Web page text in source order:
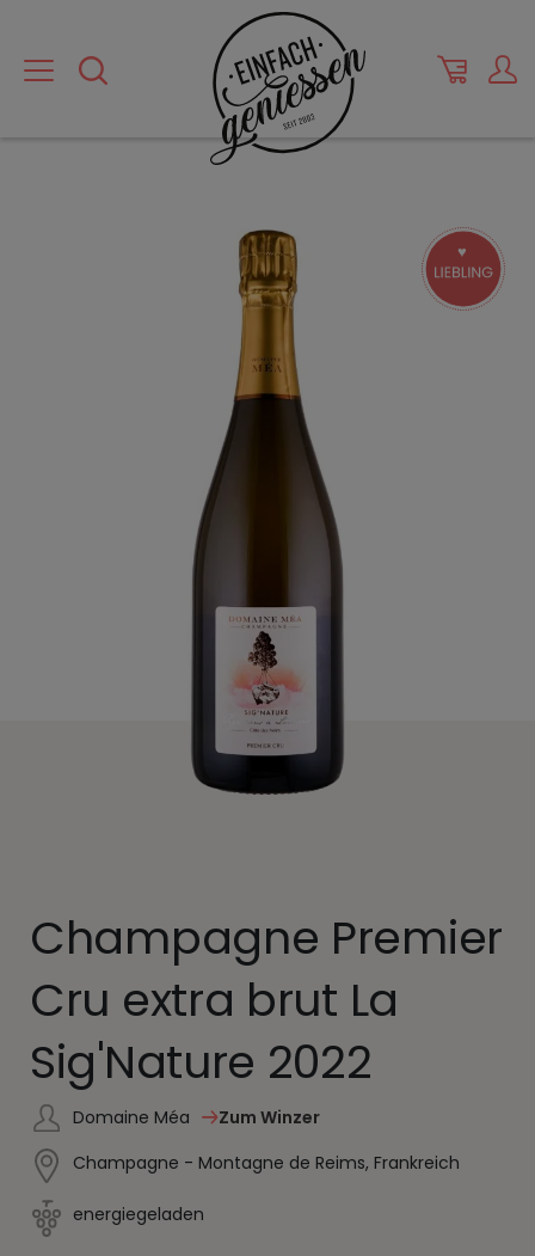
Champagne Premier
Cru extra brut La
Sig'Nature 2022
Domaine Méa
Zum Winzer
Champagne - Montagne de Reims, Frankreich
energiegeladen